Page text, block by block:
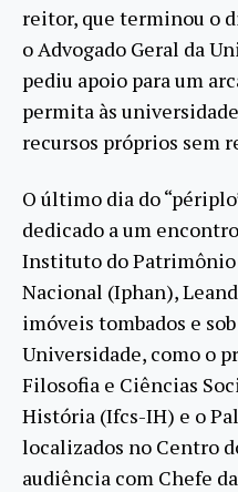
reitor, que terminou o
o Advogado Geral da
pediu apoio para um
permita às
recursos próprios sem
O último dia do
dedicado a um
Instituto do
Nacional (Iphan),
imóveis tombados e
Universidade, como o
Filosofia e Ciências
História (Ifcs-IH) e o
localizados no Centro
audiência com Chefe